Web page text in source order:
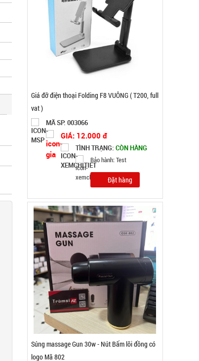
logo Mã 802
GIÁ: 92.000 đ
TÌNH TRẠNG:
Bảo hành: Test, Cân nặng:
0,3kg
Đặt hàng
Dụng cụ lò xo Tummy Trimmer